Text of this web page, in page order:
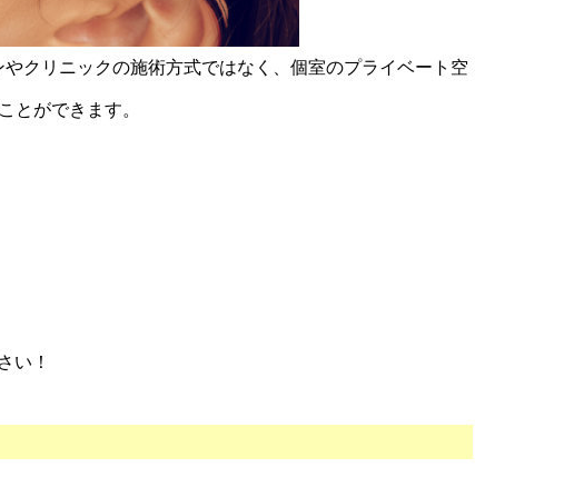
クリニックの施術方式ではなく、個室のプライベート空
とができます。
い！